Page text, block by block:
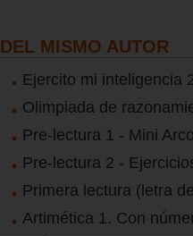
DEL MISMO AUTOR
Ejercito mi inteligencia
Olimpiada de
Pre-lectura 1 - Mini
Pre-lectura 2 -
Primera lectura (letra
Artimética 1. Con